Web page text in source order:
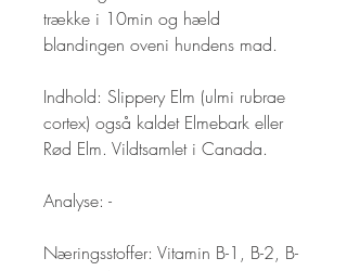
trække i 10min og hæld
blandingen oveni hundens mad.
Indhold: Slippery Elm (ulmi rubrae
cortex) også kaldet Elmebark eller
Rød Elm. Vildtsamlet i Canada.
Analyse: -
Næringsstoffer: Vitamin B-1, B-2, B-